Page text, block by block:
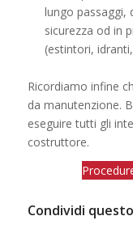
lungo passaggi,
sicurezza od in
(estintori,
Ricordiamo infine
da manutenzione.
eseguire tutti gli
costruttore.
Condividi